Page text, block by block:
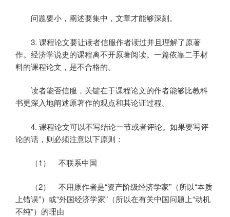
问题要小，阐述要集中，文章才能够深刻。
3. 课程论文要让读者信服作者读过并且理解了原著
作。经济学说史的课程离不开原著阅读。一篇依靠二手材
料的课程论文，是不合格的。
读者能否信服，关键在于课程论文的作者能够比教科
书更深入地阐述原著作的观点和其论证过程。
4. 课程论文可以不写结论一节或者评论。如果要写评
论的话，则必须注意以下原则：
（1） 不联系中国
（2）
不用原作者是“资产阶级经济学家”（所以“本质
上错误”）或“外国经济学家”（所以在有关中国问题上“动机
不纯”）的理由